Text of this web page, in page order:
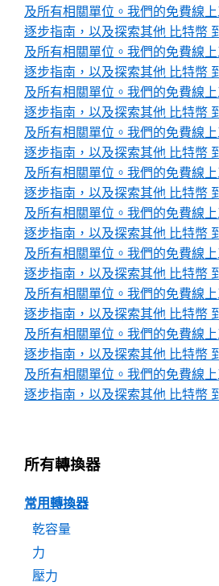
及所有相關單位。我們的免費線
逐步指南，以及探索其他 比特幣
及所有相關單位。我們的免費線
逐步指南，以及探索其他 比特幣
及所有相關單位。我們的免費線
逐步指南，以及探索其他 比特幣
及所有相關單位。我們的免費線
逐步指南，以及探索其他 比特幣
及所有相關單位。我們的免費線
逐步指南，以及探索其他 比特幣
及所有相關單位。我們的免費線
逐步指南，以及探索其他 比特幣
及所有相關單位。我們的免費線
逐步指南，以及探索其他 比特幣
及所有相關單位。我們的免費線
逐步指南，以及探索其他 比特幣
及所有相關單位。我們的免費線
逐步指南，以及探索其他 比特幣
及所有相關單位。我們的免費線
逐步指南，以及探索其他 比特幣
所有轉換器
常用轉換器
乾容量
力
壓力